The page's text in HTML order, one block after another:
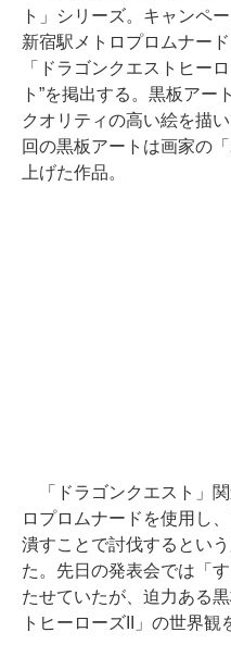
ト」シリーズ。キャンペ
新宿駅メトロプロムナー
「ドラゴンクエストヒー
ト”を掲出する。黒板アー
クオリティの高い絵を描
回の黒板アートは画家の
上げた作品。
「ドラゴンクエスト」関
ロプロムナードを使用し
潰すことで討伐するとい
た。先日の発表会では「
たせていたが、迫力ある
トヒーローズII」の世界観